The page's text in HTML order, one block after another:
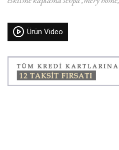
Ürün Video